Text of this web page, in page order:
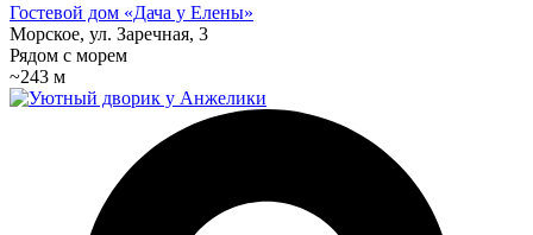
Гостевой дом «Дача у Елены»
Морское, ул. Заречная, 3
Рядом с морем
~243 м